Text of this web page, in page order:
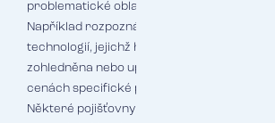
problematické oblasti dříve, než se projeví
Například rozpozná, že firma investovala
technologií, jejichž hodnota není v pojistné
zohledněna nebo upozorní na změny v
cenách specifické pro dané odvětví.
Některé pojišťovny dnes nabízejí i